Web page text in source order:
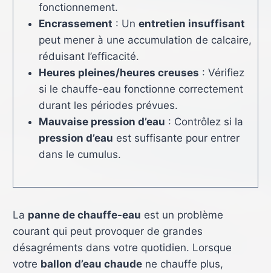
fonctionnement.
Encrassement : Unentretien insuffisant
peut mener à une accumulation de calcaire,
réduisant l’efficacité.
Heures pleines/heures creuses : Vérifiez
si le chauffe-eau fonctionne correctement
durant les périodes prévues.
Mauvaise pression d’eau : Contrôlez si la
pression d’eau est suffisante pour entrer
dans le cumulus.
La panne de chauffe-eau est un problème
courant qui peut provoquer de grandes
désagréments dans votre quotidien. Lorsque
votre ballon d’eau chaudene chauffe plus,